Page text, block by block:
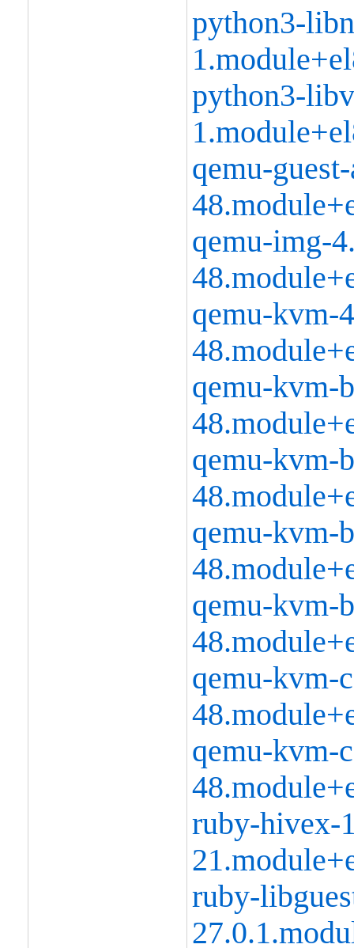
python3-
python3-
qemu-
qemu-img-
qemu-kvm-
qemu-kvm-
qemu-kvm-
qemu-kvm-
qemu-kvm-
qemu-kvm-
qemu-kvm-
ruby-hivex-
ruby-